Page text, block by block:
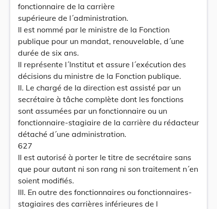
fonctionnaire de la carrière
supérieure de l´administration.
Il est nommé par le ministre de la Fonction
publique pour un mandat, renouvelable, d´une
durée de six ans.
Il représente l´Institut et assure l´exécution des
décisions du ministre de la Fonction publique.
II. Le chargé de la direction est assisté par un
secrétaire à tâche complète dont les fonctions
sont assumées par un fonctionnaire ou un
fonctionnaire-stagiaire de la carrière du rédacteur
détaché d´une administration.
627
Il est autorisé à porter le titre de secrétaire sans
que pour autant ni son rang ni son traitement n´en
soient modifiés.
III. En outre des fonctionnaires ou fonctionnaires-
stagiaires des carrières inférieures de l